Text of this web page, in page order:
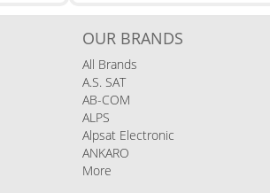
OUR BRANDS
All Brands
A.S. SAT
AB-COM
ALPS
Alpsat Electronic
ANKARO
More